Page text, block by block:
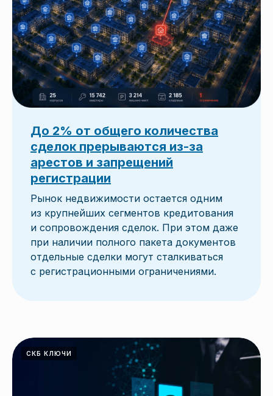
До 2% от общего количества
сделок прерываются из-за
арестов и запрещений
регистрации
Рынок недвижимости остается одним
из крупнейших сегментов кредитования
и сопровождения сделок. При этом даже
при наличии полного пакета документов
отдельные сделки могут сталкиваться
с регистрационными ограничениями.
СКБ КЛЮЧИ